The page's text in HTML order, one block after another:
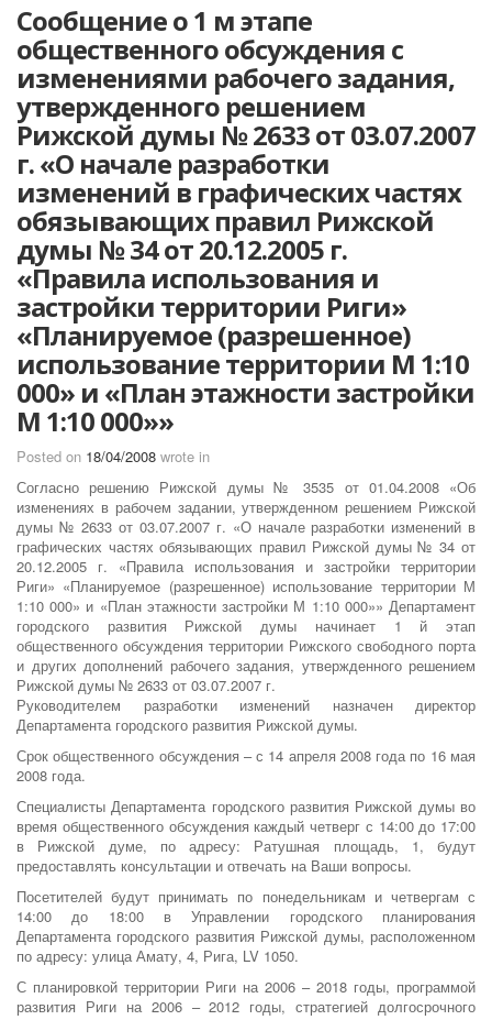
Сообщение о 1 м этапе
общественного обсуждения с
изменениями рабочего задания,
утвержденного решением
Рижской думы № 2633 от 03.07.2007
г. «О начале разработки
изменений в графических частях
обязывающих правил Рижской
думы № 34 от 20.12.2005 г.
«Правила использования и
застройки территории Риги»
«Планируемое (разрешенное)
использование территории М 1:10
000» и «План этажности застройки
М 1:10 000»»
Posted on 18/04/2008 wrote in
Согласно решению Рижской думы № 3535 от 01.04.2008 «Об
изменениях в рабочем задании, утвержденном решением Рижской
думы № 2633 от 03.07.2007 г. «О начале разработки изменений в
графических частях обязывающих правил Рижской думы № 34 от
20.12.2005 г. «Правила использования и застройки территории
Риги» «Планируемое (разрешенное) использование территории М
1:10 000» и «План этажности застройки М 1:10 000»» Департамент
городского развития Рижской думы начинает 1 й этап
общественного обсуждения территории Рижского свободного порта
и других дополнений рабочего задания, утвержденного решением
Рижской думы № 2633 от 03.07.2007 г.
Руководителем разработки изменений назначен директор
Департамента городского развития Рижской думы.
Срок общественного обсуждения – с 14 апреля 2008 года по 16 мая
2008 года.
Специалисты Департамента городского развития Рижской думы во
время общественного обсуждения каждый четверг с 14:00 до 17:00
в Рижской думе, по адресу: Ратушная площадь, 1, будут
предоставлять консультации и отвечать на Ваши вопросы.
Посетителей будут принимать по понедельникам и четвергам с
14:00 до 18:00 в Управлении городского планирования
Департамента городского развития Рижской думы, расположенном
по адресу: улица Амату, 4, Рига, LV 1050.
С планировкой территории Риги на 2006 – 2018 годы, программой
развития Риги на 2006 – 2012 годы, стратегией долгосрочного